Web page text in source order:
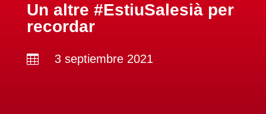
Un altre #EstiuSalesià per
recordar
 3 septiembre 2021